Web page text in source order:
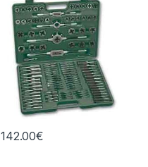
142.00€